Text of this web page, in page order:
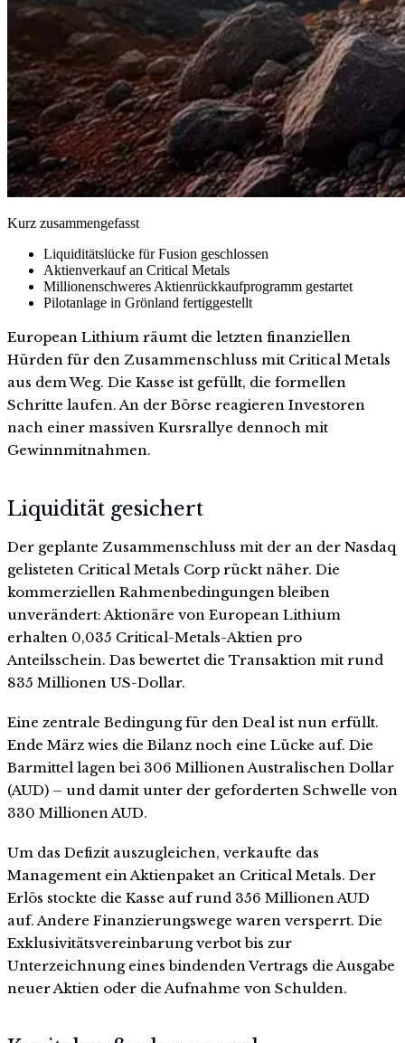
Kurz zusammengefasst
Liquiditätslücke für Fusion geschlossen
Aktienverkauf an Critical Metals
Millionenschweres Aktienrückkaufprogramm gestartet
Pilotanlage in Grönland fertiggestellt
European Lithium räumt die letzten finanziellen
Hürden für den Zusammenschluss mit Critical Metals
aus dem Weg. Die Kasse ist gefüllt, die formellen
Schritte laufen. An der Börse reagieren Investoren
nach einer massiven Kursrallye dennoch mit
Gewinnmitnahmen.
Liquidität gesichert
Der geplante Zusammenschluss mit der an der Nasdaq
gelisteten Critical Metals Corp rückt näher. Die
kommerziellen Rahmenbedingungen bleiben
unverändert: Aktionäre von European Lithium
erhalten 0,035 Critical-Metals-Aktien pro
Anteilsschein. Das bewertet die Transaktion mit rund
835 Millionen US-Dollar.
Eine zentrale Bedingung für den Deal ist nun erfüllt.
Ende März wies die Bilanz noch eine Lücke auf. Die
Barmittel lagen bei 306 Millionen Australischen Dollar
(AUD) – und damit unter der geforderten Schwelle von
330 Millionen AUD.
Um das Defizit auszugleichen, verkaufte das
Management ein Aktienpaket an Critical Metals. Der
Erlös stockte die Kasse auf rund 356 Millionen AUD
auf. Andere Finanzierungswege waren versperrt. Die
Exklusivitätsvereinbarung verbot bis zur
Unterzeichnung eines bindenden Vertrags die Ausgabe
neuer Aktien oder die Aufnahme von Schulden.